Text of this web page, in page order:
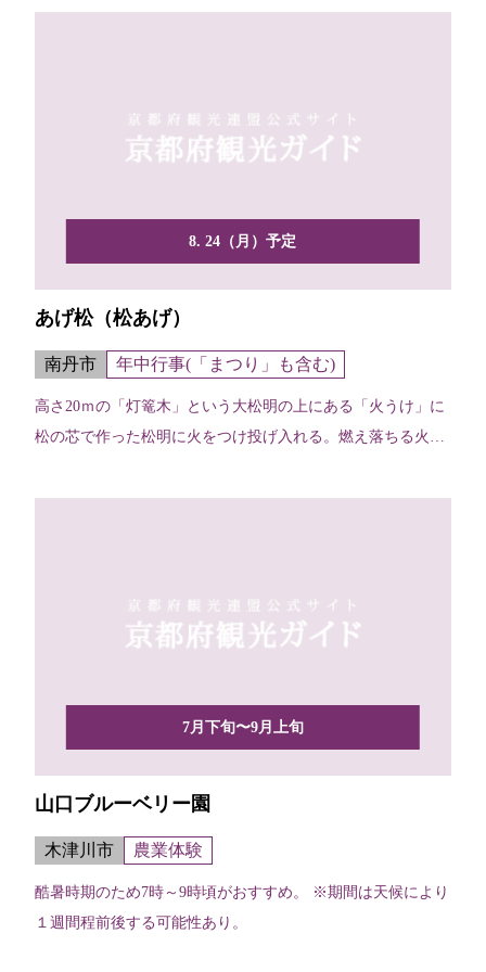
8. 24（月）予定
あげ松（松あげ）
南丹市 年中行事(「まつり」も含む)
高さ20ｍの「灯篭木」という大松明の上にある「火うけ」に
松の芯で作った松明に火をつけ投げ入れる。燃え落ちる火が
7月下旬〜9月上旬
山口ブルーベリー園
木津川市 農業体験
酷暑時期のため7時～9時頃がおすすめ。 ※期間は天候により
１週間程前後する可能性あり。